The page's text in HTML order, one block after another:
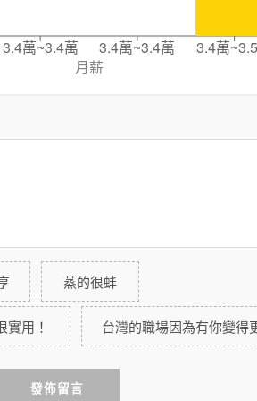
3.4萬~3.4萬 3.4萬~3.4萬
3.4萬
月薪
蒸的很蚌
實用！ 台灣的職場因為有你變得
發佈留言